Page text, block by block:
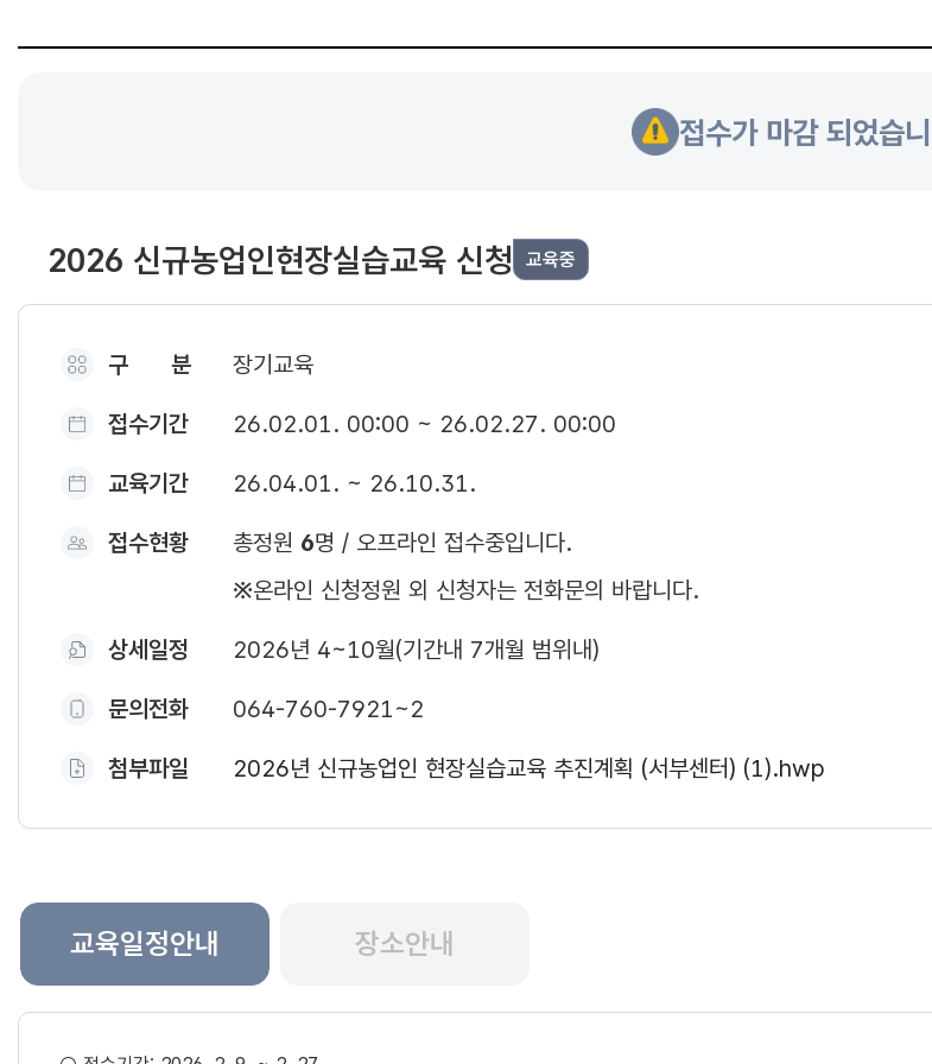
접수가 마감 되었습
2026 신규농업인현장실습교육 신청 교육중
구 분 장기교육
접수기간 26.02.01. 00:00 ~ 26.02.27. 00:00
교육기간 26.04.01. ~ 26.10.31.
접수현황 총정원 6명 / 오프라인 접수중입니다.
※온라인 신청정원 외 신청자는 전화문의 바랍니다.
상세일정 2026년 4~10월(기간내 7개월 범위내)
문의전화 064-760-7921~2
첨부파일 2026년 신규농업인 현장실습교육 추진계획 (서부센터) (1).hwp
교육일정안내 장소안내